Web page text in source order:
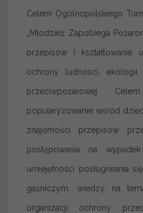
Celem Ogólnopolskiego
„Młodzież Zapobiega
przepisów i kształtowanie
ochrony ludności,
przeciwpożarowej.
popularyzowanie wśród
znajomości przepisów
postępowania na
umiejętności posługiwania
gaśniczym, wiedzy na
organizacji ochrony